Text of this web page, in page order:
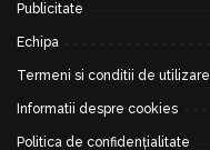
Publicitate
Echipa
Termeni si conditii de utilizare
Informatii despre cookies
Politica de confidențialitate